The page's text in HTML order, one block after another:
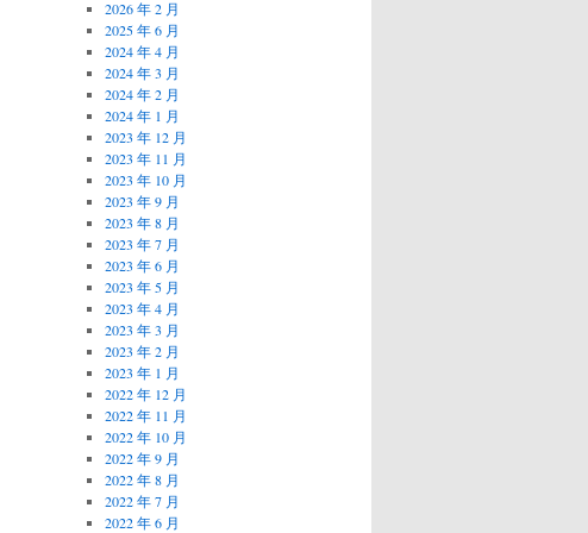
2026 年 2 月
2025 年 6 月
2024 年 4 月
2024 年 3 月
2024 年 2 月
2024 年 1 月
2023 年 12 月
2023 年 11 月
2023 年 10 月
2023 年 9 月
2023 年 8 月
2023 年 7 月
2023 年 6 月
2023 年 5 月
2023 年 4 月
2023 年 3 月
2023 年 2 月
2023 年 1 月
2022 年 12 月
2022 年 11 月
2022 年 10 月
2022 年 9 月
2022 年 8 月
2022 年 7 月
2022 年 6 月